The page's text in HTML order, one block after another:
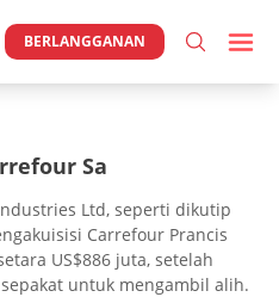
BERLANGGANAN
Sa
Ltd, seperti dikutip
Carrefour Prancis
US$886 juta, setelah
untuk mengambil alih.